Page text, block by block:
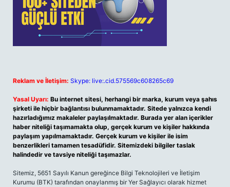
Reklam ve İletişim: Skype: live:.cid.575569c608265c69
Yasal Uyarı: Bu internet sitesi, herhangi bir marka, kurum veya şahıs
şirketi ile hiçbir bağlantısı bulunmamaktadır. Sitede yalnızca kendi
hazırladığımız makaleler paylaşılmaktadır. Burada yer alan içerikler
haber niteliği taşımamakta olup, gerçek kurum ve kişiler hakkında
paylaşım yapılmamaktadır. Gerçek kurum ve kişiler ile isim
benzerlikleri tamamen tesadüfidir. Sitemizdeki bilgiler taslak
halindedir ve tavsiye niteliği taşımazlar.
Sitemiz, 5651 Sayılı Kanun gereğince Bilgi Teknolojileri ve İletişim
Kurumu (BTK) tarafından onaylanmış bir Yer Sağlayıcı olarak hizmet